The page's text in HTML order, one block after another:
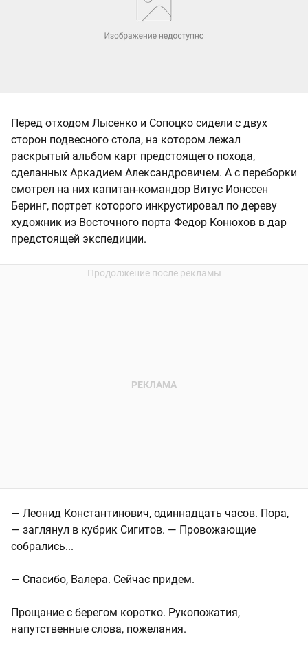
Перед отходом Лысенко и Сопоцко сидели с двух
сторон подвесного стола, на котором лежал
раскрытый альбом карт предстоящего похода,
сделанных Аркадием Александровичем. А с переборки
смотрел на них капитан-командор Витус Ионссен
Беринг, портрет которого инкрустировал по дереву
художник из Восточного порта Федор Конюхов в дар
предстоящей экспедиции.
— Леонид Константинович, одиннадцать часов. Пора,
— заглянул в кубрик Сигитов. — Провожающие
собрались...
— Спасибо, Валера. Сейчас придем.
Прощание с берегом коротко. Рукопожатия,
напутственные слова, пожелания.